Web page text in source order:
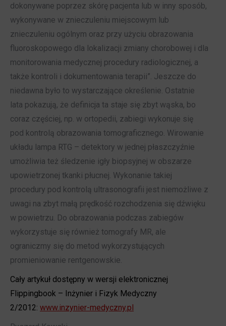
dokonywane poprzez skórę pacjenta lub w inny sposób,
wykonywane w znieczuleniu miejscowym lub
znieczuleniu ogólnym oraz przy użyciu obrazowania
fluoroskopowego dla lokalizacji zmiany chorobowej i dla
monitorowania medycznej procedury radiologicznej, a
także kontroli i dokumentowania terapii”. Jeszcze do
niedawna było to wystarczające określenie. Ostatnie
lata pokazują, że definicja ta staje się zbyt wąska, bo
coraz częściej, np. w ortopedii, zabiegi wykonuje się
pod kontrolą obrazowania tomograficznego. Wirowanie
układu lampa RTG – detektory w jednej płaszczyźnie
umożliwia też śledzenie igły biopsyjnej w obszarze
upowietrzonej tkanki płucnej. Wykonanie takiej
procedury pod kontrolą ultrasonografii jest niemożliwe z
uwagi na zbyt małą prędkość rozchodzenia się dźwięku
w powietrzu. Do obrazowania podczas zabiegów
wykorzystuje się również tomografy MR, ale
ograniczmy się do metod wykorzystujących
promieniowanie rentgenowskie.
Cały artykuł dostępny w wersji elektronicznej
Flippingbook – Inżynier i Fizyk Medyczny
2/2012: www.inzynier-medyczny.pl